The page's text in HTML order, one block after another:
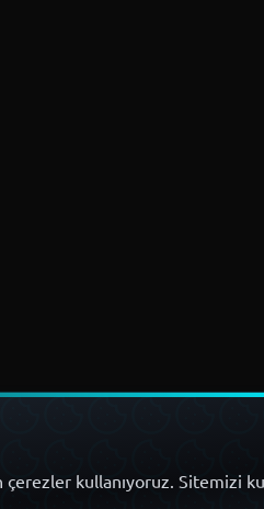
kullanıyoruz. Sitemizi